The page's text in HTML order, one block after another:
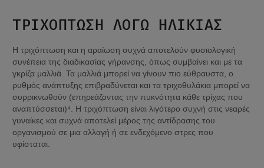
ΤΡΙΧΌΠΤΩΣΗ ΛΌΓΩ ΗΛΙΚΊΑΣ
Η τριχόπτωση και η αραίωση συχνά αποτελούν φυσιολογική
συνέπεια της διαδικασίας γήρανσης, όπως συμβαίνει και με τα
γκρίζα μαλλιά. Τα μαλλιά μπορεί να γίνουν πιο εύθραυστα, ο
ρυθμός ανάπτυξης επιβραδύνεται και τα τριχοθυλάκια μπορεί να
συρρικνωθούν (επηρεάζοντας την πυκνότητα κάθε τρίχας που
αναπτύσσεται)⁴. Η τριχόπτωση είναι λιγότερο συχνή στις νεαρές
γυναίκες και συχνά αποτελεί μέρος της αντίδρασης του
οργανισμού σε μια αλλαγή ή σε ενδεχόμενο στρες που
υφίσταται.